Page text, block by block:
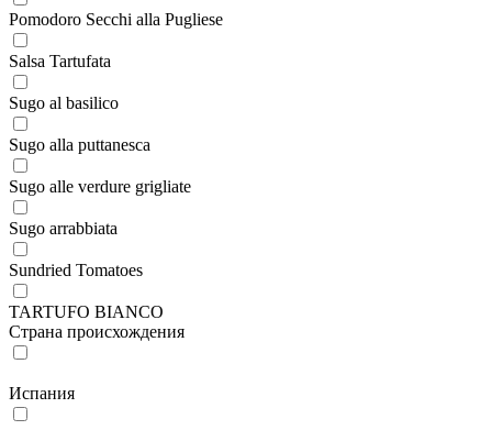
Pomodoro Secchi alla Pugliese
Salsa Tartufata
Sugo al basilico
Sugo alla puttanesca
Sugo alle verdure grigliate
Sugo arrabbiata
Sundried Tomatoes
TARTUFO BIANCO
Страна происхождения
Испания